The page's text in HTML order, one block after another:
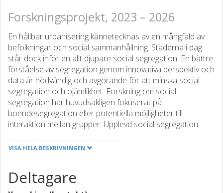
Forskningsprojekt, 2023 – 2026
En hållbar urbanisering kännetecknas av en mångfald av
befolkningar och social sammanhållning. Städerna i dag
står dock inför en allt djupare social segregation. En bättre
förståelse av segregation genom innovativa perspektiv och
data är nödvändig och avgörande för att minska social
segregation och ojämlikhet. Forskning om social
segregation har huvudsakligen fokuserat på
boendesegregation eller potentiella möjligheter till
interaktion mellan grupper. Upplevd social segregation
vilket var svårt att fånga upp tills stora uppgifter om
segregation, men litteraturen är begränsad och förklarar
sällan segregationen på ett heltäckande sätt. Detta projekt
VISA HELA BESKRIVNINGEN
Deltagare